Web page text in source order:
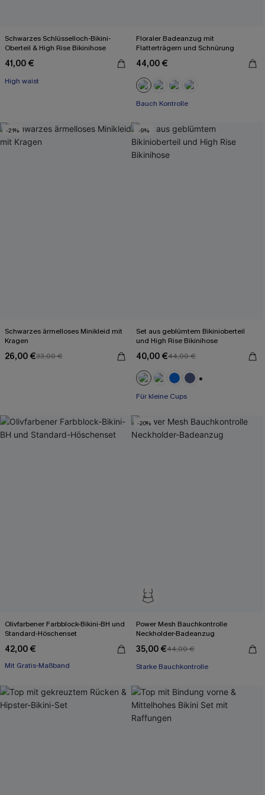
Schwarzes Schlüsselloch-Bikini-
Oberteil & High Rise Bikinihose
41,00 €
High waist
Floraler Badeanzug mit
Flatterträgern und Schnürung
44,00 €
Bauch Kontrolle
-21%
Schwarzes ärmelloses Minikleid mit
Kragen
26,00 €33,00 €
-9%
Set aus geblümtem Bikinioberteil
und High Rise Bikinihose
40,00 €44,00 €
Für kleine Cups
Olivfarbener Farbblock-Bikini-BH und
Standard-Höschenset
42,00 €
Mit Gratis-Maßband
Separate Größen
-20%
Power Mesh Bauchkontrolle
Neckholder-Badeanzug
35,00 €44,00 €
Starke Bauchkontrolle